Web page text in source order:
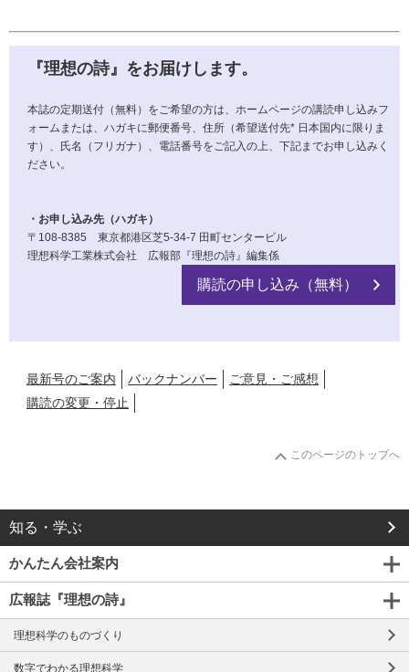
『理想の詩』をお届けします。
本誌の定期送付（無料）をご希望の方は、ホームページの講読申し込みフ
ォームまたは、ハガキに郵便番号、住所（希望送付先* 日本国内に限りま
す）、氏名（フリガナ）、電話番号をご記入の上、下記までお申し込みく
ださい。
・お申し込み先（ハガキ）
〒108-8385 東京都港区芝5-34-7 田町センタービル
理想科学工業株式会社 広報部『理想の詩』編集係
購読の申し込み（無料）
最新号のご案内 バックナンバー
ご意見・ご感想
購読の変更・停止
このページのトップへ
知る・学ぶ
かんたん会社案内
広報誌『理想の詩』
理想科学のものづくり
数字でわかる理想科学